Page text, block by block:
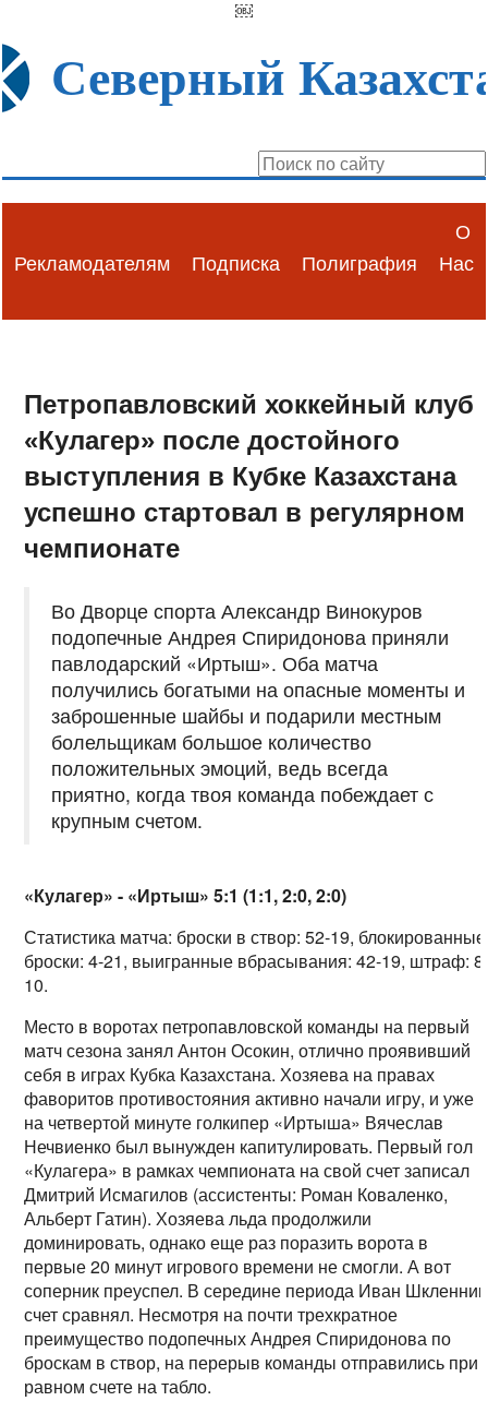
￼
Северный
Рекламодателям Подписка Полиграфия
О
Нас
Петропавловский хоккейный клуб
«Кулагер» после достойного
выступления в Кубке Казахстана
успешно стартовал в регулярном
чемпионате
Во Дворце спорта Александр Винокуров
подопечные Андрея Спиридонова приняли
павлодарский «Иртыш». Оба матча
получились богатыми на опасные моменты и
заброшенные шайбы и подарили местным
болельщикам большое количество
положительных эмоций, ведь всегда
приятно, когда твоя команда побеждает с
крупным счетом.
«Кулагер» - «Иртыш» 5:1 (1:1, 2:0, 2:0)
Статистика матча: броски в створ: 52-19, блокированные
броски: 4-21, выигранные вбрасывания: 42-19, штраф:
10.
Место в воротах петропавловской команды на первый
матч сезона занял Антон Осокин, отлично проявивший
себя в играх Кубка Казахстана. Хозяева на правах
фаворитов противостояния активно начали игру, и уже
на четвертой минуте голкипер «Иртыша» Вячеслав
Нечвиенко был вынужден капитулировать. Первый гол
«Кулагера» в рамках чемпионата на свой счет записал
Дмитрий Исмагилов (ассистенты: Роман Коваленко,
Альберт Гатин). Хозяева льда продолжили
доминировать, однако еще раз поразить ворота в
первые 20 минут игрового времени не смогли. А вот
соперник преуспел. В середине периода Иван Шкленник
счет сравнял. Несмотря на почти трехкратное
преимущество подопечных Андрея Спиридонова по
броскам в створ, на перерыв команды отправились при
равном счете на табло.